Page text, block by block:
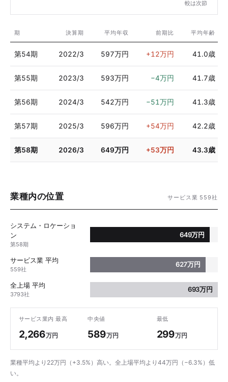
較は次節
期 決算期 平均年収 前期比 平均年齢
第54期 2022/3 597万円 +12万円 41.0歳
第55期 2023/3 593万円 −4万円 41.7歳
第56期 2024/3 542万円 −51万円 41.3歳
第57期 2025/3 596万円 +54万円 42.2歳
第58期 2026/3 649万円 +53万円 43.3歳
業種内の位置 サービス業 559社
システム・ロケーショ
ン
第58期
649万円
サービス業 平均
559社
627万円
全上場 平均
3793社
693万円
サービス業内 最高
2,266万円
中央値
589万円
最低
299万円
業種平均より22万円（+3.5%）高い。全上場平均より44万円（−6.3%）低
い。